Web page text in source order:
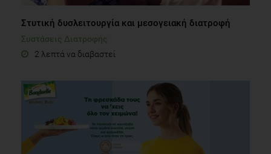
Στυτική δυσλειτουργία και μεσογειακή διατροφή
Συστάσεις Διατροφής
2 λεπτά να διαβαστεί